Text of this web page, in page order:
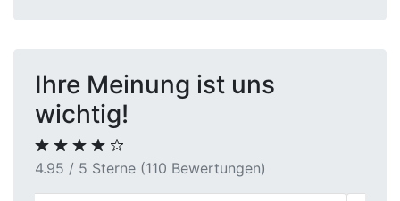
Ihre Meinung ist uns
wichtig!
4.95 / 5 Sterne (110 Bewertungen)